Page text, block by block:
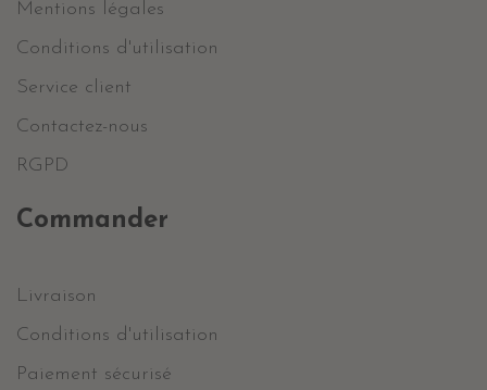
Mentions légales
Conditions d'utilisation
Service client
Contactez-nous
RGPD
Commander
Livraison
Conditions d'utilisation
Paiement sécurisé